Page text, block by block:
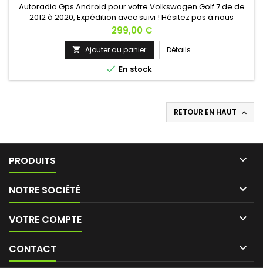
Autoradio Gps Android pour votre Volkswagen Golf 7 de de
2012 à 2020, Expédition avec suivi ! Hésitez pas à nous
contacter si vous avez une question !
Prix
299,00 €
 Ajouter au panier Détails
 En stock
RETOUR EN HAUT 
PRODUITS 
NOTRE SOCIÉTÉ 
VOTRE COMPTE 
CONTACT 